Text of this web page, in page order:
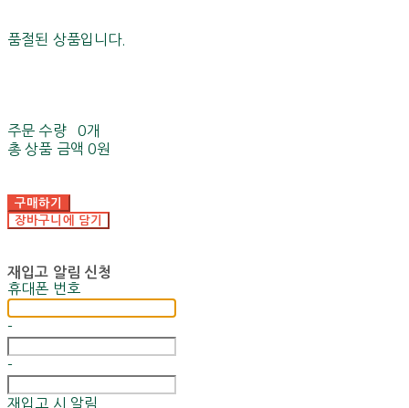
품절된 상품입니다.
주문 수량
0개
총 상품 금액 0원
구매하기
장바구니에 담기
재입고 알림 신청
휴대폰 번호
-
-
재입고 시 알림